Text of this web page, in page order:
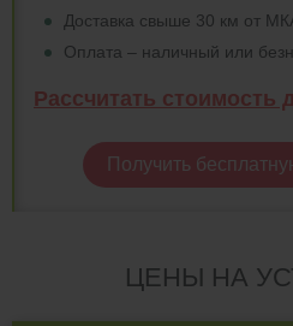
Доставка свыше 30 км от
Оплата – наличный или
Рассчитать стоимость
Получить
ЦЕНЫ НА